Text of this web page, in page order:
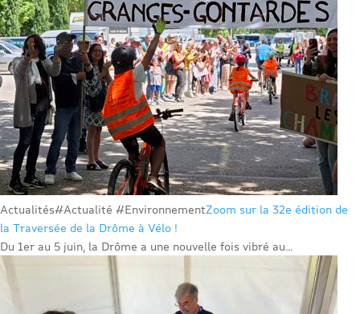
Actualités#Actualité #EnvironnementZoom sur la 32e édition de
la Traversée de la Drôme à Vélo !
Du 1er au 5 juin, la Drôme a une nouvelle fois vibré au...